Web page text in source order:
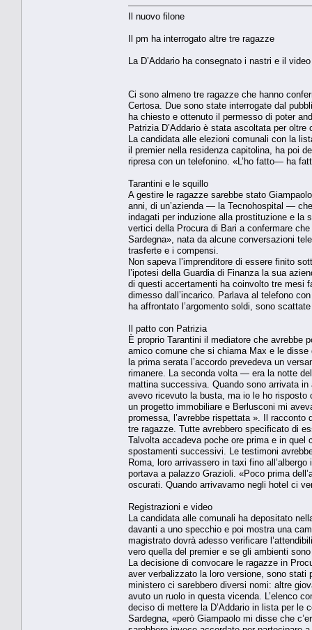
Il nuovo filone
Il pm ha interrogato altre tre ragazze
La D’Addario ha consegnato i nastri e il
Ci sono almeno tre ragazze che hanno
Certosa. Due sono state interrogate dal
ha chiesto e ottenuto il permesso di poter
Patrizia D’Addario è stata ascoltata per
La candidata alle elezioni comunali con la
il pre­mier nella residenza capitoli­na, ha poi
ripresa con un telefonino. «L’ho fatto— ha
Tarantini e le squillo
A gestire le ragazze sareb­be stato
anni, di un’azienda — la Tecnohospi­tal —
indagati per induzione alla prostituzione e la
vertici del­la Procura di Bari a confer­mare
Sardegna», nata da al­cune conversazioni
trasferte e i compensi.
Non sapeva l’imprendito­re di essere finito
l’ipotesi della Guardia di Finanza la sua
di questi accerta­menti ha coinvolto tre mesi
dimesso dall’incarico. Parla­va al telefono
ha af­frontato l’argomento soldi, sono
Il patto con Patrizia
È proprio Tarantini il me­diatore che avrebbe
ami­co comune che si chiama Max e le
la pri­ma serata l’accordo prevede­va un
rimanere. La se­conda volta — era la notte
mattina successiva. Quando sono arrivata
avevo ricevuto la busta, ma io le ho risposto
un progetto im­mobiliare e Berlusconi mi
promessa, l’avrebbe ri­spettata ». Il racconto
tre ra­gazze. Tutte avrebbero speci­ficato di
Talvolta acca­deva poche ore prima e in quel
spostamenti suc­cessivi. Le testimoni
Roma, loro arrivassero in taxi fino
portava a pa­lazzo Grazioli. «Poco prima
oscurati. Quando ar­rivavamo negli hotel ci
Registrazioni e video
La candidata alle comuna­li ha depositato
davan­ti a uno specchio e poi mo­stra una
magistrato dovrà adesso verificare
vero quella del premier e se gli ambienti
La decisione di convocare le ragazze in
aver ver­balizzato la loro versione, so­no stati
ministero ci sareb­bero diversi nomi: altre
avuto un ruolo in questa vi­cenda. L’elenco
deciso di met­tere la D’Addario in lista per le
Sardegna, «però Giampao­lo mi disse che